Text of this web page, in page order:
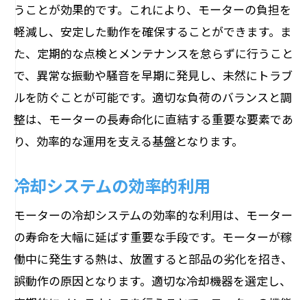
うことが効果的です。これにより、モーターの負担を
軽減し、安定した動作を確保することができます。ま
た、定期的な点検とメンテナンスを怠らずに行うこと
で、異常な振動や騒音を早期に発見し、未然にトラブ
ルを防ぐことが可能です。適切な負荷のバランスと調
整は、モーターの長寿命化に直結する重要な要素であ
り、効率的な運用を支える基盤となります。
冷却システムの効率的利用
モーターの冷却システムの効率的な利用は、モーター
の寿命を大幅に延ばす重要な手段です。モーターが稼
働中に発生する熱は、放置すると部品の劣化を招き、
誤動作の原因となります。適切な冷却機器を選定し、